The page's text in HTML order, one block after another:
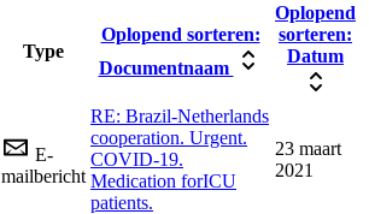
Type
Oplopend sorteren:
Documentnaam
Oplopend
sorteren:
Datum
E-
mailbericht
RE: Brazil-Netherlands
cooperation. Urgent.
COVID-19.
Medication forICU
patients.
23 maart
2021